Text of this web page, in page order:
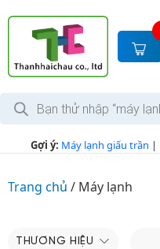
c
T
m
i Gợi ý: Máy lạnh giấu trần |
Trang chủ / Máy lạnh
THƯƠNG HIỆU